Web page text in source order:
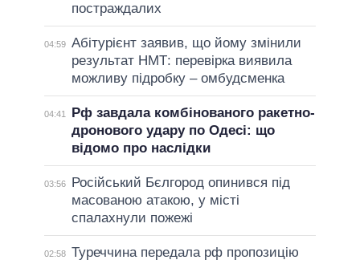
постраждалих
04:59 Абітурієнт заявив, що йому змінили
результат НМТ: перевірка виявила
можливу підробку – омбудсменка
04:41
Рф завдала комбінованого ракетно-
дронового удару по Одесі: що
відомо про наслідки
03:56
Російський Бєлгород опинився під
масованою атакою, у місті
спалахнули пожежі
02:58 Туреччина передала рф пропозицію